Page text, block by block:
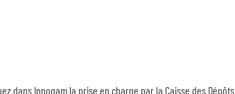
dans Innogam la prise en charge par la Caisse des Dépôts.